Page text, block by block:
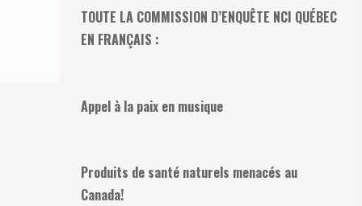
TOUTE LA COMMISSION D’ENQUÊTE NCI QUÉBEC
EN FRANÇAIS :
Appel à la paix en musique
Produits de santé naturels menacés au
Canada!